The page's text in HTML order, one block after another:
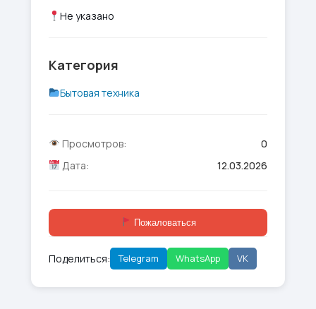
Не указано
Категория
Бытовая техника
Просмотров:
0
Дата:
12.03.2026
Пожаловаться
Поделиться: Telegram WhatsApp VK